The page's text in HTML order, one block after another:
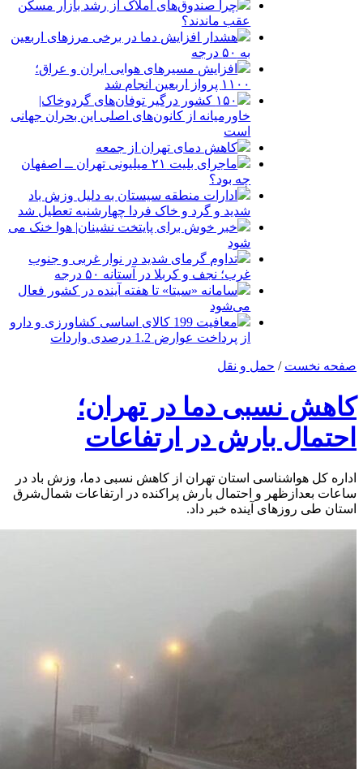
چرا صندوق‌های املاک از رشد بازار مسکن
عقب ماندند؟
هشدار افزایش دما در برخی مرزهای اربعین
به ۵۰ درجه
افزایش مسیرهای هوایی ایران و عراق؛
۱۱۰۰ پرواز اربعین انجام شد
۱۵۰ کشور درگیر توفان‌های گردوخاک|
خاورمیانه از کانون‌های اصلی این بحران جهانی
است
کاهش دمای تهران از جمعه
ماجرای بلیت ۲۱ میلیونی تهران ــ اصفهان
چه بود؟
ادارات منطقه سیستان به دلیل وزش باد
شدید و گرد و خاک فردا چهارشنبه تعطیل شد
خبر خوش برای پایتخت نشینان| هوا خنک می
شود
تداوم گرمای شدید در نوار غربی و جنوب
غرب؛ نجف و کربلا در آستانه ۵۰ درجه
سامانه «سیتا» تا هفته آینده در کشور فعال
می‌شود
معافیت 199 کالای اساسی کشاورزی و دارو
از پرداخت عوارض 1.2 درصدی واردات
صفحه نخست / حمل و نقل
کاهش نسبی دما در تهران؛
احتمال بارش در ارتفاعات
اداره کل هواشناسی استان تهران از کاهش نسبی دما، وزش باد در
ساعات بعدازظهر و احتمال بارش پراکنده در ارتفاعات شمال‌شرق
استان طی روزهای آینده خبر داد.